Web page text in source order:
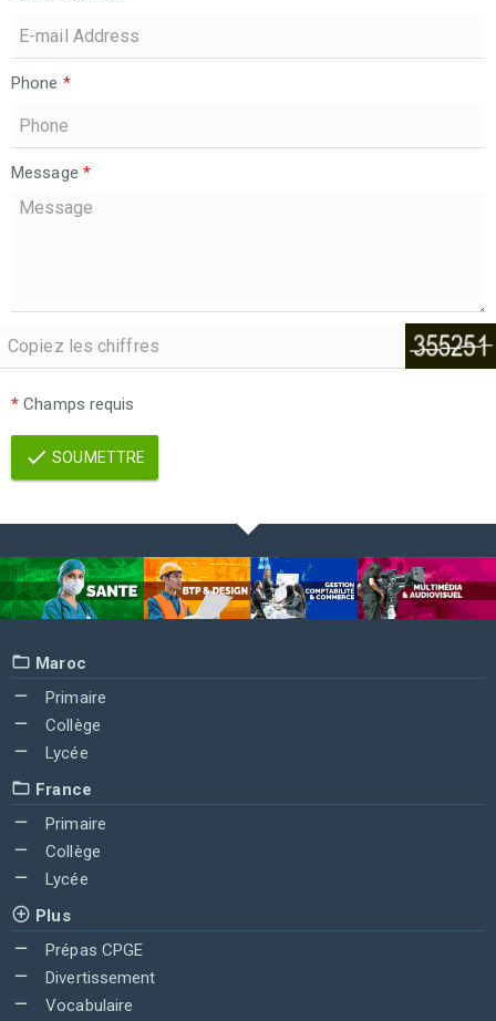
Phone *
Message *
* Champs requis
SOUMETTRE
Maroc
Primaire
Collège
Lycée
France
Primaire
Collège
Lycée
Plus
Prépas CPGE
Divertissement
Vocabulaire